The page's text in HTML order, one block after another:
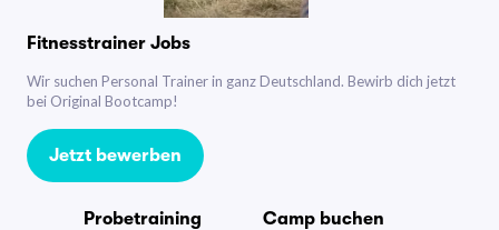
Fitnesstrainer Jobs
Wir suchen Personal Trainer in ganz Deutschland. Bewirb dich jetzt
bei Original Bootcamp!
Jetzt bewerben
Probetraining Camp buchen